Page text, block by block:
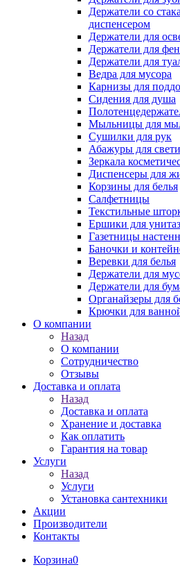
Держатели со
диспенсером
Держатели для
Держатели для
Держатели для
Ведра для мусора
Карнизы для
Сидения для душа
Мыльницы для
Сушилки для рук
Абажуры для
Зеркала
Диспенсеры для
Корзины для белья
Салфетницы
Текстильные
Ершики для
Газетницы
Баночки и
Веревки для белья
Держатели для
Держатели для
Органайзеры для
Крючки для
О компании
Назад
О компании
Сотрудничество
Отзывы
Доставка и оплата
Назад
Доставка и оплата
Хранение и доставка
Как оплатить
Гарантия на товар
Услуги
Назад
Услуги
Установка сантехники
Акции
Производители
Контакты
Корзина0